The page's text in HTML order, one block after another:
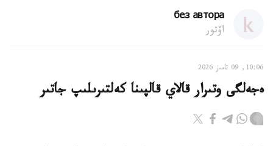
без автора
اۆتور
10:06, 09 تامىز 2026
ەجەلگى وتىرار قالاي قالپىنا كەلتىرىلىپ جاتىر